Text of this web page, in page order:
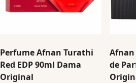
Perfume Afnan Turathi
Red EDP 90ml Dama
Original
Afnan
de